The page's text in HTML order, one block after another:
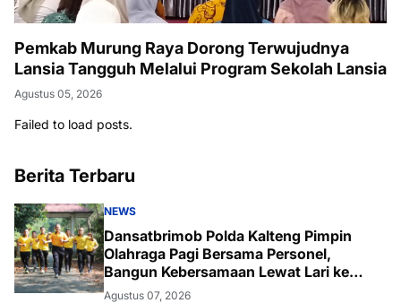
Pemkab Murung Raya Dorong Terwujudnya
Lansia Tangguh Melalui Program Sekolah Lansia
Agustus 05, 2026
Failed to load posts.
Berita Terbaru
NEWS
Dansatbrimob Polda Kalteng Pimpin
Olahraga Pagi Bersama Personel,
Bangun Kebersamaan Lewat Lari ke
Bukit Baranahu
Agustus 07, 2026